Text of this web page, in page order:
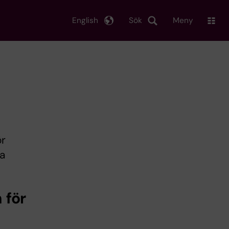
Sök
English Meny
för